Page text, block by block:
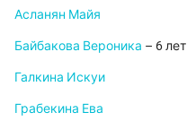
Асланян Майя
Байбакова Вероника – 6 лет
Галкина Искуи
Грабекина Ева